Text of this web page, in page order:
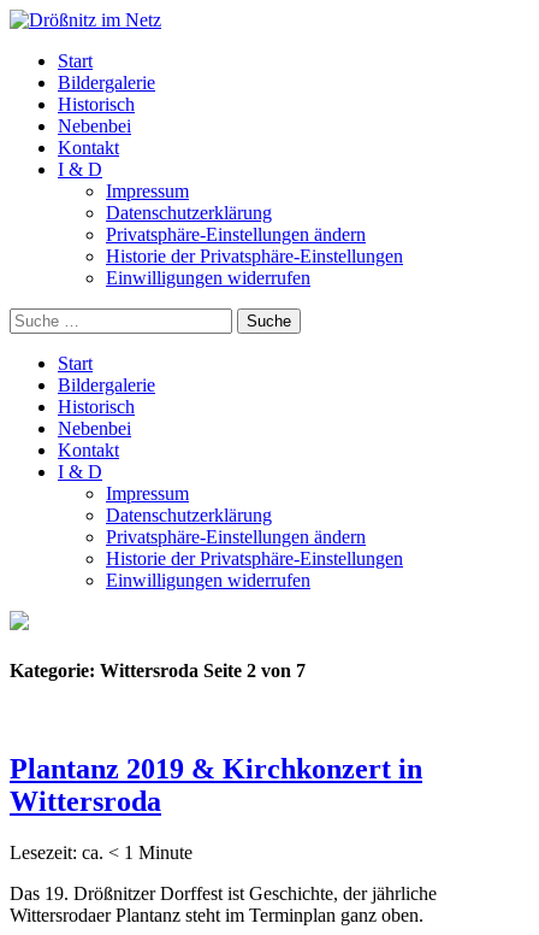
Start
Bildergalerie
Historisch
Nebenbei
Kontakt
I & D
Impressum
Datenschutzerklärung
Privatsphäre-Einstellungen ändern
Historie der Privatsphäre-Einstellungen
Einwilligungen widerrufen
Suche
Start
Bildergalerie
Historisch
Nebenbei
Kontakt
I & D
Impressum
Datenschutzerklärung
Privatsphäre-Einstellungen ändern
Historie der Privatsphäre-Einstellungen
Einwilligungen widerrufen
Kategorie: Wittersroda Seite 2 von 7
Plantanz 2019 & Kirchkonzert in
Wittersroda
Lesezeit: ca. < 1 Minute
Das 19. Drößnitzer Dorffest ist Geschichte, der jährliche
Wittersrodaer Plantanz steht im Terminplan ganz oben.